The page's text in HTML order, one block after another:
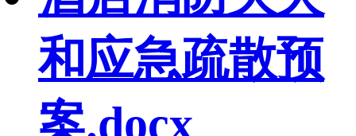
和应急疏散预
案.docx